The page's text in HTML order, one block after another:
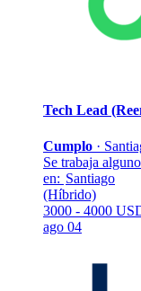
Tech Lead
Cumplo ·
Se trabaja
en: Santiago
(Híbrido)
3000 - 4000
ago 04